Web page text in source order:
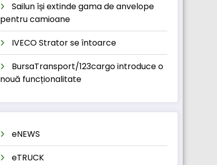
Sailun își extinde gama de anvelope
pentru camioane
IVECO Strator se întoarce
BursaTransport/123cargo introduce o
nouă funcționalitate
eNEWS
eTRUCK